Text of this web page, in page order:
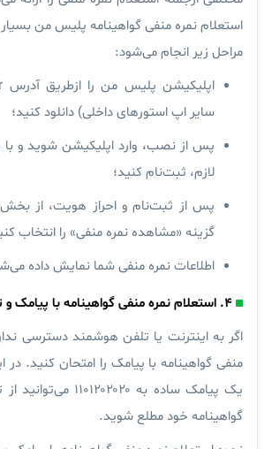
استعلام نمره منفی گواهینامه پلیس من
مراحل زیر انجام می‌شود:
سایر اپ استورهای داخلی) دانلود کنید؛
پس از نصب، وارد اپلیکیشن شوید و با
لازم، ثبت‌نام کنید؛
پس از ثبت‌نام و احراز هویت، از
گزینه «مشاهده نمره منفی» را انتخاب
اطلاعات نمره منفی شما نمایش داده
۴. استعلام نمره منفی گواهینامه با پیامک و تماس تلفنی
اگر به اینترنت یا تلفن هوشمند دسترسی
منفی گواهینامه با پیامک را امتحان کنید. در
یک پیامک ساده به
گواهینامه خود مطلع شوید.